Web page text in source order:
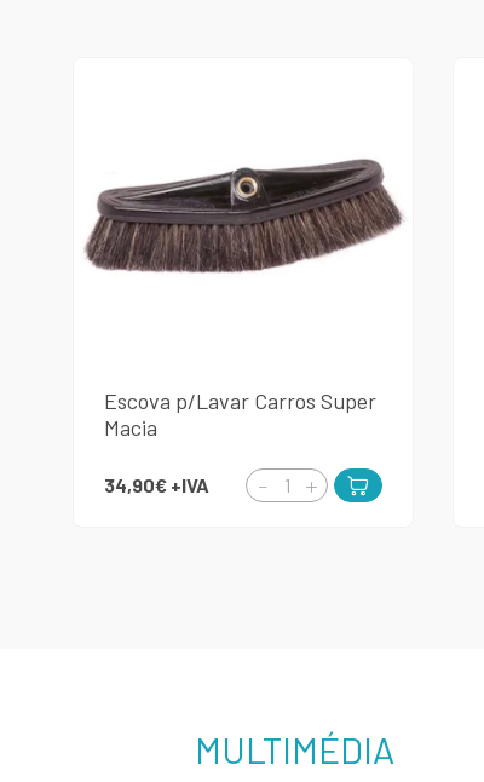
Escova p/Lavar Carros Super
Macia
34,90€ +IVA
MULTIMÉDIA